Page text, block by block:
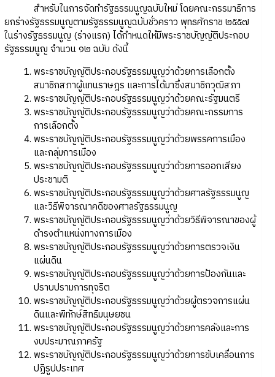
สำหรับในการจัดทำรัฐธรรมนูญฉบับใหม่ โดยคณะกรรมาธิการ
ยกร่างรัฐธรรมนูญตามรัฐธรรมนูญฉบับชั่วคราว พุทธศักราช ๒๕๕๗
ในร่างรัฐธรรมนูญ (ร่างแรก) ได้กำหนดให้มีพระราชบัญญัติประกอบ
รัฐธรรมนูญ จำนวน ๑๒ ฉบับ ดังนี้
พระราชบัญญัติประกอบรัฐธรรมนูญว่าด้วยการเลือกตั้ง
สมาชิกสภาผู้แทนราษฎร และการได้มาซึ่งสมาชิกวุฒิสภา
พระราชบัญญัติประกอบรัฐธรรมนูญว่าด้วยคณะรัฐมนตรี
พระราชบัญญัติประกอบรัฐธรรมนูญว่าด้วยคณะกรรมการ
การเลือกตั้ง
พระราชบัญญัติประกอบรัฐธรรมนูญว่าด้วยพรรคการเมือง
และกลุ่มการเมือง
พระราชบัญญัติประกอบรัฐธรรมนูญว่าด้วยการออกเสียง
ประชามติ
พระราชบัญญัติประกอบรัฐธรรมนูญว่าด้วยศาลรัฐธรรมนูญ
และวิธีพิจารณาคดีของศาลรัฐธรรมนูญ
พระราชบัญญัติประกอบรัฐธรรมนูญว่าด้วยวิธีพิจารณาของผู้
ดำรงตำแหน่งทางการเมือง
พระราชบัญญัติประกอบรัฐธรรมนูญว่าด้วยการตรวจเงิน
แผ่นดิน
พระราชบัญญัติประกอบรัฐธรรมนูญว่าด้วยการป้องกันและ
ปราบปรามการทุจริต
พระราชบัญญัติประกอบรัฐธรรมนูญว่าด้วยผู้ตรวจการแผ่น
ดินและพิทักษ์สิทธิมนุษยชน
พระราชบัญญัติประกอบรัฐธรรมนูญว่าด้วยการคลังและการ
งบประมาณภาครัฐ
พระราชบัญญัติประกอบรัฐธรรมนูญว่าด้วยการขับเคลื่อนการ
ปฏิรูปประเทศ